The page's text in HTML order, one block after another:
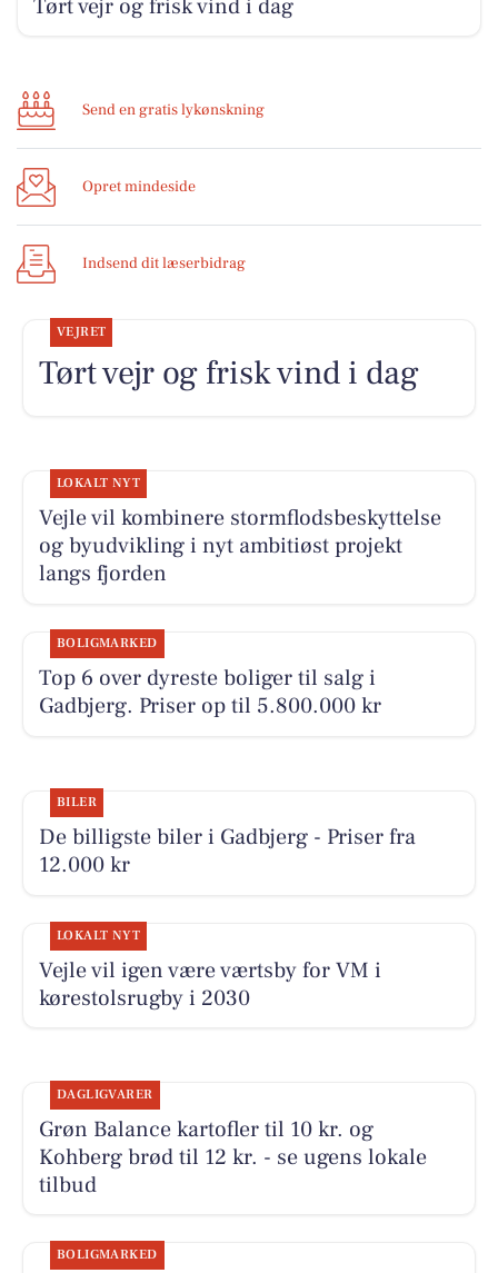
Tørt vejr og frisk vind i dag
Send en gratis lykønskning
Opret mindeside
Indsend dit læserbidrag
VEJRET
Tørt vejr og frisk vind i dag
LOKALT NYT
Vejle vil kombinere stormflodsbeskyttelse
og byudvikling i nyt ambitiøst projekt
langs fjorden
BOLIGMARKED
Top 6 over dyreste boliger til salg i
Gadbjerg. Priser op til 5.800.000 kr
BILER
De billigste biler i Gadbjerg - Priser fra
12.000 kr
LOKALT NYT
Vejle vil igen være værtsby for VM i
kørestolsrugby i 2030
DAGLIGVARER
Grøn Balance kartofler til 10 kr. og
Kohberg brød til 12 kr. - se ugens lokale
tilbud
BOLIGMARKED